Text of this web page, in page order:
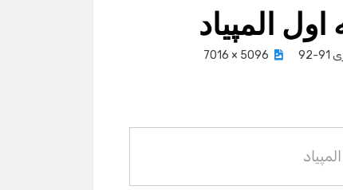
المپیاد
5096 × 7016